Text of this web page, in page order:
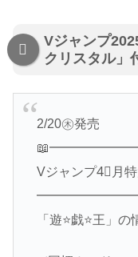
Vジャンプ
クリスタル」
2/20㊍発売
Vジャンプ4⃣月
「遊⭐️戯⭐️王」